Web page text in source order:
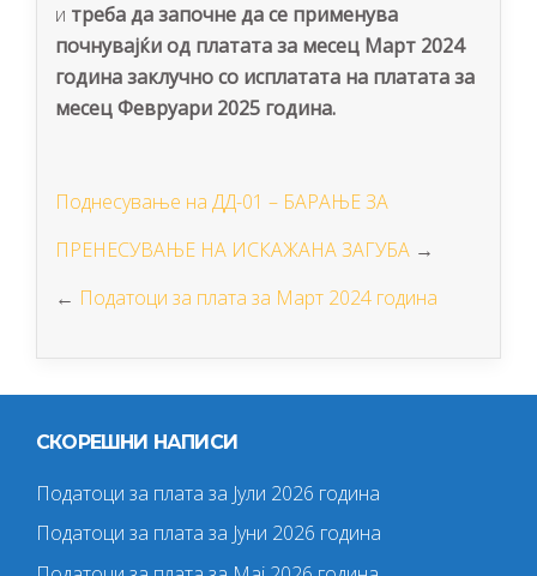
и треба да започне да се применува
почнувајќи од платата за месец Март 2024
година заклучно со исплатата на платата за
месец Февруари 2025 година.
Поднесување на ДД-01 – БАРАЊЕ ЗА
ПРЕНЕСУВАЊЕ НА ИСКАЖАНА ЗАГУБА →
← Податоци за плата за Март 2024 година
СКОРЕШНИ НАПИСИ
Податоци за плата за Јули 2026 година
Податоци за плата за Јуни 2026 година